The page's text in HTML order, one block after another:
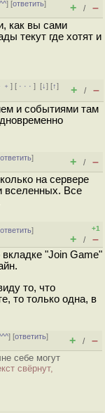
] [ответить]
+ / –
как вы сами
текут где хотят и
] [ · · ·][↓] [↑]
+ / –
и событиями там
ответить]
+ / –
на сервере
вселенных. Все
ответить]
+1
+ / –
"Join Game"
то, что
то только одна, в
] [ответить]
+ / –
себе могут
свёрнут,